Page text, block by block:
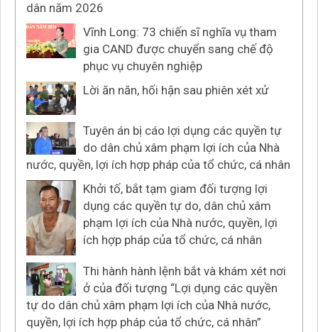
dân năm 2026
Vĩnh Long: 73 chiến sĩ nghĩa vụ tham
gia CAND được chuyển sang chế độ
phục vụ chuyên nghiệp
Lời ăn năn, hối hận sau phiên xét xử
Tuyên án bị cáo lợi dụng các quyền tự
do dân chủ xâm phạm lợi ích của Nhà
nước, quyền, lợi ích hợp pháp của tổ chức, cá nhân
Khởi tố, bắt tạm giam đối tượng lợi
dụng các quyền tự do, dân chủ xâm
phạm lợi ích của Nhà nước, quyền, lợi
ích hợp pháp của tổ chức, cá nhân
Thi hành hành lệnh bắt và khám xét nơi
ở của đối tượng “Lợi dụng các quyền
tự do dân chủ xâm phạm lợi ích của Nhà nước,
quyền, lợi ích hợp pháp của tổ chức, cá nhân”